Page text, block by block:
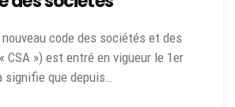
code des sociétés et des
CSA ») est entré en vigueur le 1er
signifie que depuis…